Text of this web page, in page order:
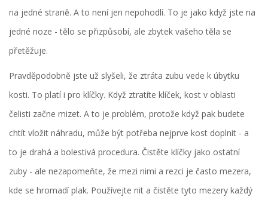
na jedné straně. A to není jen nepohodlí. To je jako když jste na
jedné noze - tělo se přizpůsobí, ale zbytek vašeho těla se
přetěžuje.
Pravděpodobně jste už slyšeli, že ztráta zubu vede k úbytku
kosti. To platí i pro klíčky. Když ztratíte klíček, kost v oblasti
čelisti začne mizet. A to je problém, protože když pak budete
chtít vložit náhradu, může být potřeba nejprve kost doplnit - a
to je drahá a bolestivá procedura. Čistěte klíčky jako ostatní
zuby - ale nezapomeňte, že mezi nimi a rezci je často mezera,
kde se hromadí plak. Používejte nit a čistěte tyto mezery každý